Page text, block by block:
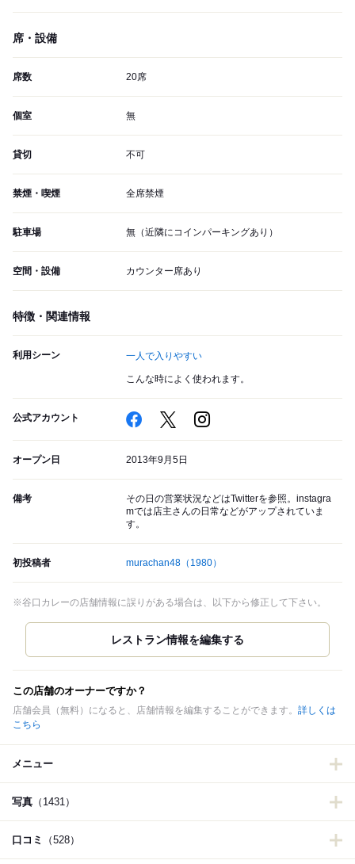
席・設備
席数 20席
個室 無
貸切 不可
禁煙・喫煙 全席禁煙
駐車場 無（近隣にコインパーキングあり）
空間・設備 カウンター席あり
特徴・関連情報
利用シーン 一人で入りやすい
こんな時によく使われます。
公式アカウント
オープン日 2013年9月5日
備考
その日の営業状況などはTwitterを参照。instagra
mでは店主さんの日常などがアップされていま
す。
初投稿者 murachan48 （1980）
※谷口カレーの店舗情報に誤りがある場合は、以下から修正して下さい。
この店舗のオーナーですか？
店舗会員（無料）になると、店舗情報を編集することができます。 詳しくは
こちら
メニュー
写真 （1431）
口コミ （528）